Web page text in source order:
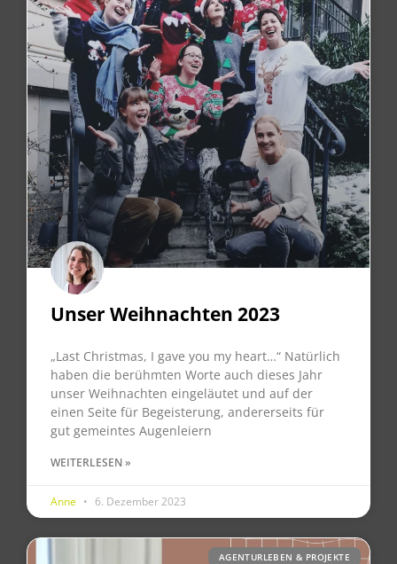
Unser Weihnachten 2023
„Last Christmas, I gave you my heart…“ Natürlich
haben die berühmten Worte auch dieses Jahr
unser Weihnachten eingeläutet und auf der
einen Seite für Begeisterung, andererseits für
gut gemeintes Augenleiern
WEITERLESEN »
Anne 6. Dezember 2023
AGENTURLEBEN & PROJEKTE